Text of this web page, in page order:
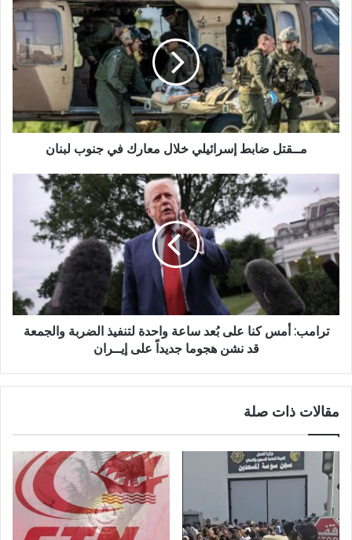
مــقتل ضابط إسرائيلي خلال معارك في جنوب لبنان
ترامب: أمس كنا على بُعد ساعة واحدة لتنفيذ الضربة والجمعة
قد نشن هجوما جديداً على إيــران
مقالات ذات صلة